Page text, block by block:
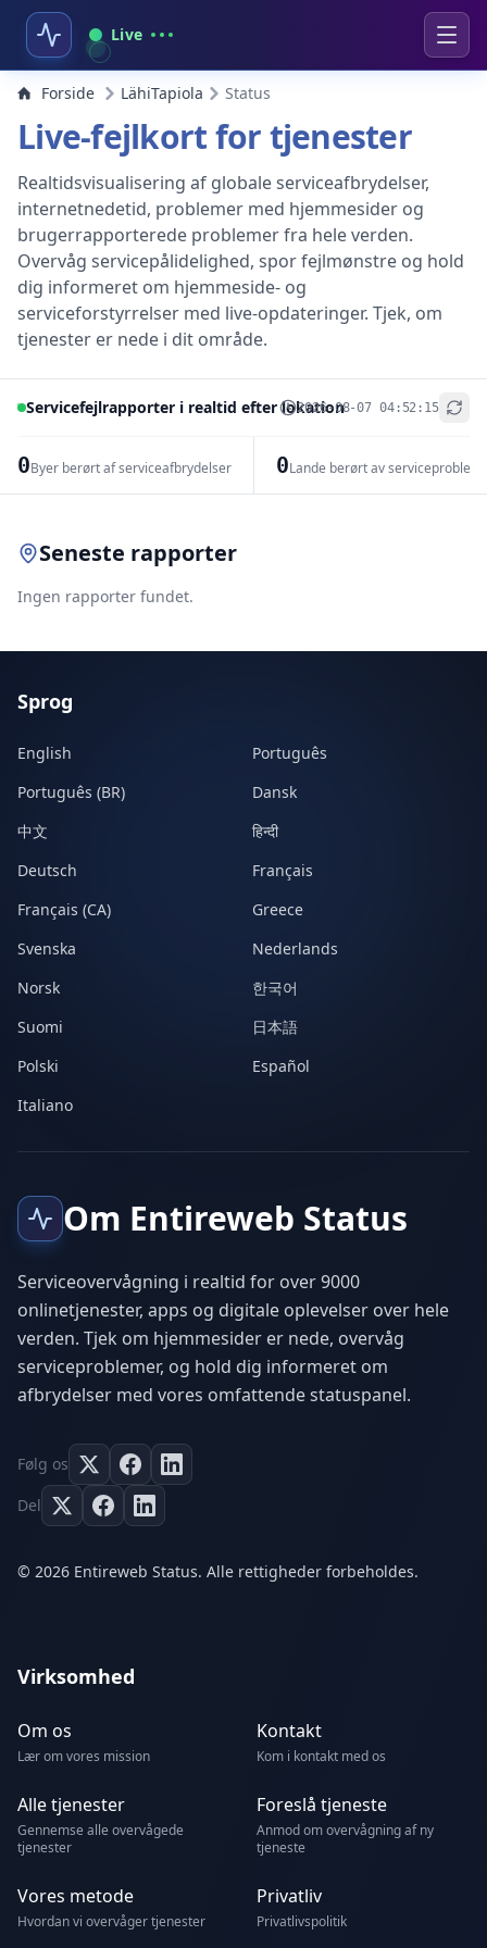
Live
Forside LähiTapiola Status
Live-fejlkort for tjenester
Realtidsvisualisering af globale serviceafbrydelser,
internetnedetid, problemer med hjemmesider og
brugerrapporterede problemer fra hele verden.
Overvåg servicepålidelighed, spor fejlmønstre og hold
dig informeret om hjemmeside- og
serviceforstyrrelser med live-opdateringer. Tjek, om
tjenester er nede i dit område.
Servicefejlrapporter i realtid efter lokation2026-08-07 04:52:15
0Byer berørt af serviceafbrydelser 0Lande berørt av
+
Seneste rapporter
Ingen rapporter fundet.
Sprog
English
Português
Português (BR)
Dansk
中文
हिन्दी
Deutsch
Français
Français (CA)
Greece
Svenska
Nederlands
Norsk
한국어
Suomi
日本語
Polski
Español
Italiano
Om Entireweb Status
Serviceovervågning i realtid for over 9000
onlinetjenester, apps og digitale oplevelser over hele
verden. Tjek om hjemmesider er nede, overvåg
serviceproblemer, og hold dig informeret om
afbrydelser med vores omfattende statuspanel.
Følg os
Del
© 2026 Entireweb Status. Alle rettigheder forbeholdes.
Virksomhed
Om os
Lær om vores mission
Kontakt
Kom i kontakt med os
Alle tjenester
Gennemse alle overvågede
tjenester
Foreslå tjeneste
Anmod om overvågning af ny
tjeneste
Vores metode
Hvordan vi overvåger tjenester
Privatliv
Privatlivspolitik